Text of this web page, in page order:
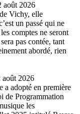
août 2026
Vichy, elle
un passé qui ne
comptes ne seront
pas contée, tant
abordé, rien
août 2026
a adopté en première
de Programmation
les